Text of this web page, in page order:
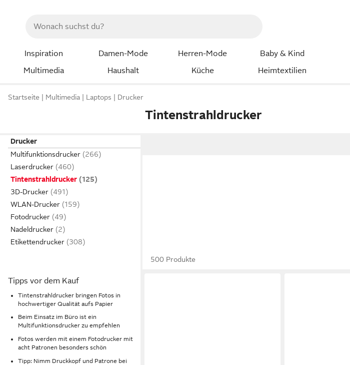
Inspiration Damen-Mode Herren-Mode Baby & Kind
Multimedia
Haushalt Küche Heimtextilien
Startseite Multimedia Laptops Drucker
Tintenstrahldrucker
Drucker
Multifunktionsdrucker
Laserdrucker
Tintenstrahldrucker
3D-Drucker
WLAN-Drucker
Fotodrucker
Nadeldrucker
Etikettendrucker
Tipps vor dem Kauf
Tintenstrahldrucker bringen Fotos in
hochwertiger Qualität aufs Papier
Beim Einsatz im Büro ist ein
Multifunktionsdrucker zu empfehlen
Fotos werden mit einem Fotodrucker mit
acht Patronen besonders schön
Tipp: Nimm Druckkopf und Patrone bei
500 Produkte